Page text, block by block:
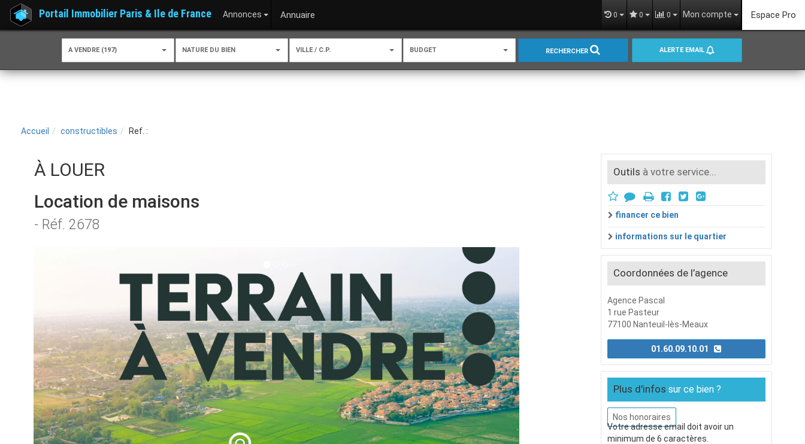
Portail Immobilier Paris & Ile de France Annonces Annuaire 0 0 0 Mon compte Espace Pro
A VENDRE (197) NATURE DU BIEN VILLE / C.P. BUDGET RECHERCHER ALERTE EMAIL
Accueil constructibles Ref. :
À LOUER
Location de maisons
- Réf. 2678
Outils à votre service...
financer ce bien
informations sur le quartier
Coordonnées de l’agence
Agence Pascal
1 rue Pasteur
77100 Nanteuil-lès-Meaux
01.60.09.10.01
Plus d'infos sur ce bien ?
Nos honoraires
Votre adresse email doit avoir un
minimum de 6 caractères.